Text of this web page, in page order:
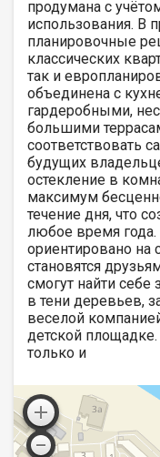
продумана с
использования. В
планировочные
классических
так и
объединена с
гардеробными,
большими
соответствовать
будущих
остекление в
максимум
течение дня, что
любое время года.
ориентировано на
становятся
смогут найти себе
в тени деревьев,
веселой
детской
только и